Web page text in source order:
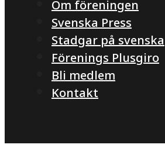
Om föreningen
Svenska Press
Stadgar på svenska
Förenings Plusgiro
Bli medlem
Kontakt